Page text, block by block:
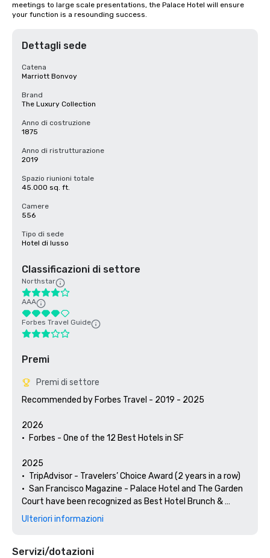
meetings to large scale presentations, the Palace Hotel will ensure
your function is a resounding success.
Dettagli sede
Catena
Marriott Bonvoy
Brand
The Luxury Collection
Anno di costruzione
1875
Anno di ristrutturazione
2019
Spazio riunioni totale
45.000 sq. ft.
Camere
556
Tipo di sede
Hotel di lusso
Classificazioni di settore
Northstar
AAA
Forbes Travel Guide
Premi
Premi di settore
Recommended by Forbes Travel - 2019 - 2025
2026
•	Forbes - One of the 12 Best Hotels in SF
2025
•	TripAdvisor - Travelers’ Choice Award (2 years in a row)
•	San Francisco Magazine - Palace Hotel and The Garden
Court have been recognized as Best Hotel Brunch &
Setting
•	Thrillist - Best Things to Do in San Francisco for an Arts
Ulteriori informazioni
Servizi/dotazioni